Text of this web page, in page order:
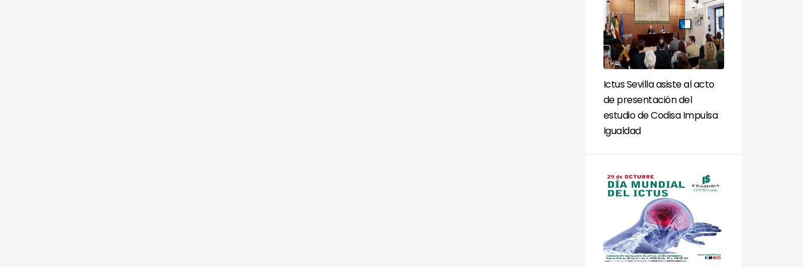
Ictus Sevilla asiste al acto
de presentación del
estudio de Codisa Impulsa
Igualdad